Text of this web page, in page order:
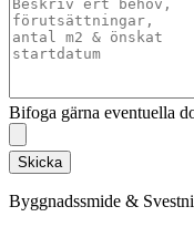
Bifoga gärna eventuella
Skicka
Byggnadssmide &